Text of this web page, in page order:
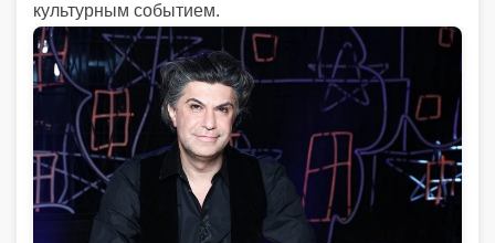
культурным событием.